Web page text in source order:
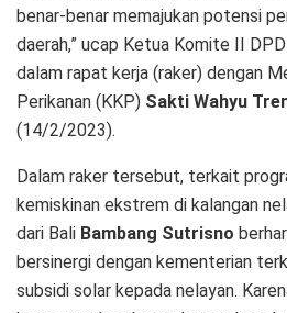
benar-benar memajukan potensi
daerah,” ucap Ketua Komite II DPD
dalam rapat kerja (raker) dengan
Perikanan (KKP) Sakti Wahyu
(14/2/2023).
Dalam raker tersebut, terkait
kemiskinan ekstrem di kalangan
dari Bali Bambang Sutrisno
bersinergi dengan kementerian
subsidi solar kepada nelayan.